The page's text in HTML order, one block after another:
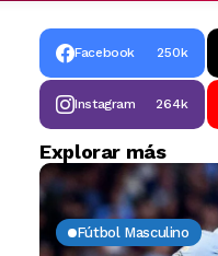
Facebook 250k
Instagram 264k
Explorar más
Fútbol Masculino